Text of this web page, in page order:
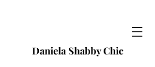
Daniela Shabby Chic